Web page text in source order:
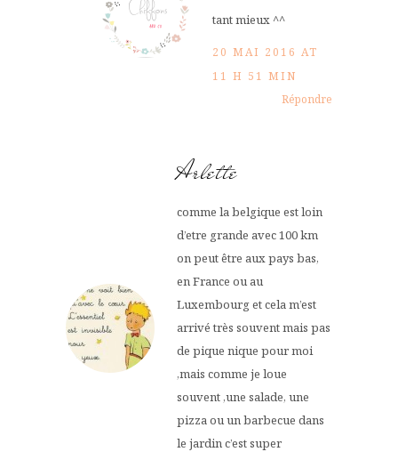
tant mieux ^^
20 MAI 2016 AT
11 H 51 MIN
Répondre
Arlette
comme la belgique est loin
d’etre grande avec 100 km
on peut être aux pays bas,
en France ou au
Luxembourg et cela m’est
arrivé très souvent mais pas
de pique nique pour moi
,mais comme je loue
souvent ,une salade, une
pizza ou un barbecue dans
le jardin c’est super